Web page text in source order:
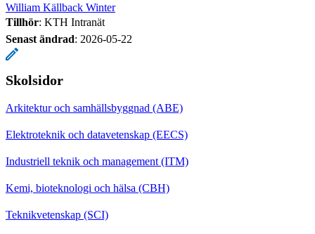
William Källback Winter
Tillhör: KTH Intranät
Senast ändrad: 2026-05-22
Skolsidor
Arkitektur och samhällsbyggnad (ABE)
Elektroteknik och datavetenskap (EECS)
Industriell teknik och management (ITM)
Kemi, bioteknologi och hälsa (CBH)
Teknikvetenskap (SCI)